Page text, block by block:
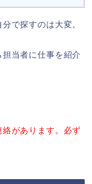
で探すのは大変。
当者に仕事を紹介
があります。必ず